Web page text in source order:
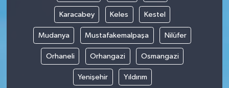
Karacabey Keles Kestel
Mudanya Mustafakemalpaşa Nilüfer
Orhaneli Orhangazi Osmangazi
Yenişehir Yıldırım